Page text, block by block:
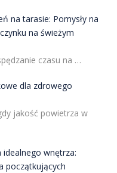
na tarasie: Pomysły na
na świeżym
czasu na …
dla zdrowego
jakość powietrza w
wnętrza:
początkujących